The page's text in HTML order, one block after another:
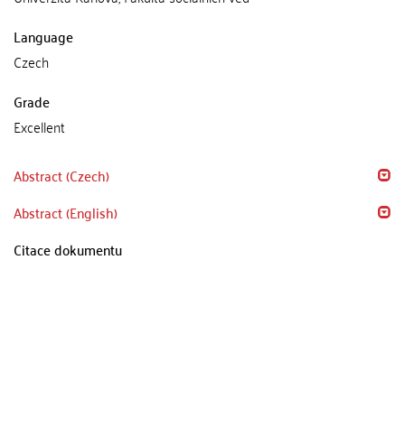
Language
Czech
Grade
Excellent
Abstract (Czech)
Abstract (English)
Citace dokumentu